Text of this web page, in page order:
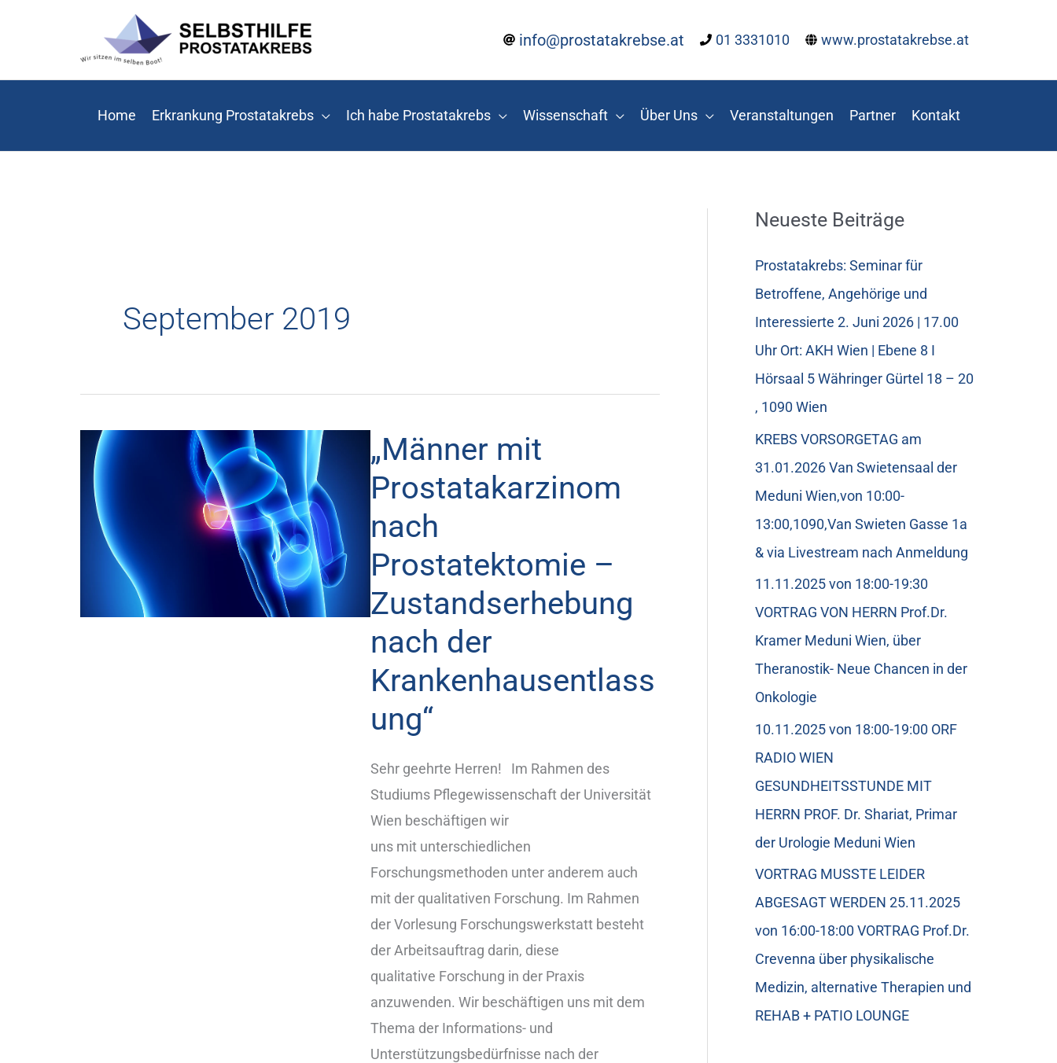
info@prostatakrebse.at 01 3331010 www.prostatakrebse.at
Home Erkrankung Prostatakrebs Ich habe Prostatakrebs Wissenschaft Über Uns Veranstaltungen Partner Kontakt
September 2019
„Männer mit
Prostatakarzinom
nach
Prostatektomie –
Zustandserhebung
nach der
Krankenhausentlass
ung“
Sehr geehrte Herren! Im Rahmen des
Studiums Pflegewissenschaft der Universität
Wien beschäftigen wir
uns mit unterschiedlichen
Forschungsmethoden unter anderem auch
mit der qualitativen Forschung. Im Rahmen
der Vorlesung Forschungswerkstatt besteht
der Arbeitsauftrag darin, diese
qualitative Forschung in der Praxis
anzuwenden. Wir beschäftigen uns mit dem
Thema der Informations- und
Unterstützungsbedürfnisse nach der
„Männer
mit
Prostatakarzinom
nach
–
Zustandserhebung
der
Krankenhausentlassung“
Neueste Beiträge
Prostatakrebs: Seminar für
Betroffene, Angehörige und
Interessierte 2. Juni 2026 | 17.00
Uhr Ort: AKH Wien | Ebene 8 I
Hörsaal 5 Währinger Gürtel 18 – 20
, 1090 Wien
KREBS VORSORGETAG am
31.01.2026 Van Swietensaal der
Meduni Wien,von 10:00-
13:00,1090,Van Swieten Gasse 1a
& via Livestream nach Anmeldung
11.11.2025 von 18:00-19:30
VORTRAG VON HERRN Prof.Dr.
Kramer Meduni Wien, über
Theranostik- Neue Chancen in der
Onkologie
10.11.2025 von 18:00-19:00 ORF
RADIO WIEN
GESUNDHEITSSTUNDE MIT
HERRN PROF. Dr. Shariat, Primar
der Urologie Meduni Wien
VORTRAG MUSSTE LEIDER
ABGESAGT WERDEN 25.11.2025
von 16:00-18:00 VORTRAG Prof.Dr.
Crevenna über physikalische
Medizin, alternative Therapien und
REHAB + PATIO LOUNGE